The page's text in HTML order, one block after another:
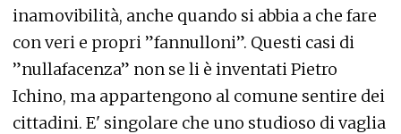
inamovibilità, anche quando si abbia a che fare
con veri e propri ”fannulloni”. Questi casi di
”nullafacenza” non se li è inventati Pietro
Ichino, ma appartengono al comune sentire dei
cittadini. E' singolare che uno studioso di vaglia